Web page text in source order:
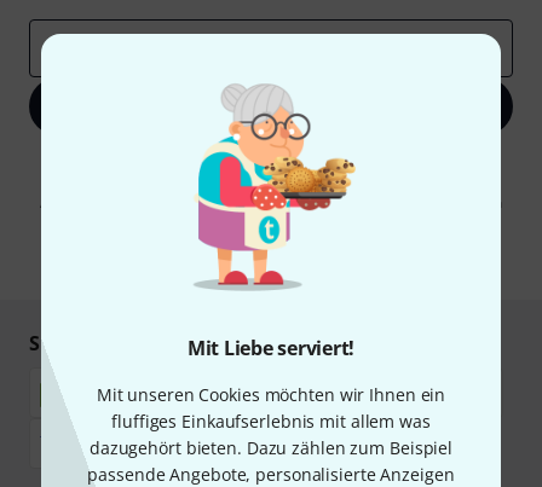
Mit Liebe serviert!
Mit unseren Cookies möchten wir Ihnen ein
fluffiges Einkaufserlebnis mit allem was
dazugehört bieten. Dazu zählen zum Beispiel
passende Angebote, personalisierte Anzeigen
Jetzt anmelden
Mit Klick auf „Jetzt anmelden“ stimmen Sie dem Erhalt von E-Mail-
Werbung und einer Messung des E-Mail-Nutzungsverhaltens zu. Die
Abmeldung ist jederzeit möglich. Weitere Informationen finden Sie in
Datenschutzhinweisen
* Pflichtfeld
Sicher einkaufen & bezahlen